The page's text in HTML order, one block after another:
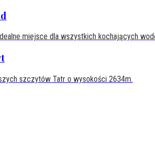
miejsce dla wszystkich kochających
szczytów Tatr o wysokości 2634m.